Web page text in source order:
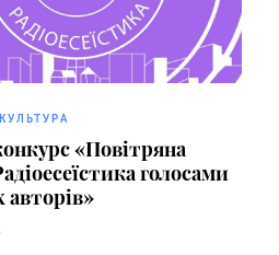
«Повітряна
голосами
авторів»